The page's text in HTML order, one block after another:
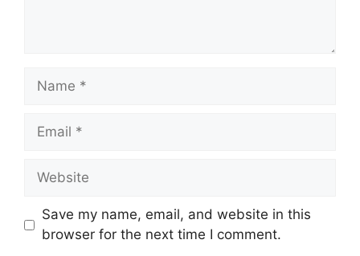
Name
Email
Website
Save my name, email, and website in this
browser for the next time I comment.